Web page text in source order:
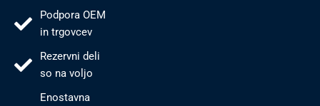
Podpora OEM
in trgovcev
Rezervni deli
so na voljo
Enostavna